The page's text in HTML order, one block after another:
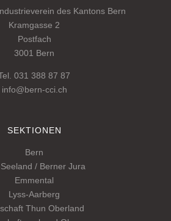
des Kantons Bern
Kramgasse 2
Postfach
3001 Bern
031 388 87 87
info@bern-cci.ch
SEKTIONEN
Bern
/ Berner Jura
Emmental
Lyss-Aarberg
Thun Oberland